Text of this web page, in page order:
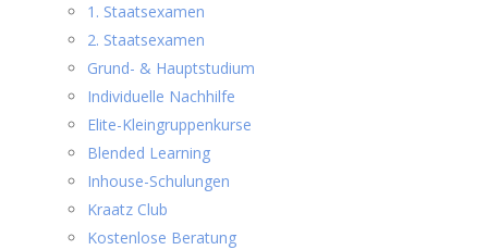
1. Staatsexamen
2. Staatsexamen
Grund- & Hauptstudium
Individuelle Nachhilfe
Elite-Kleingruppenkurse
Blended Learning
Inhouse-Schulungen
Kraatz Club
Kostenlose Beratung